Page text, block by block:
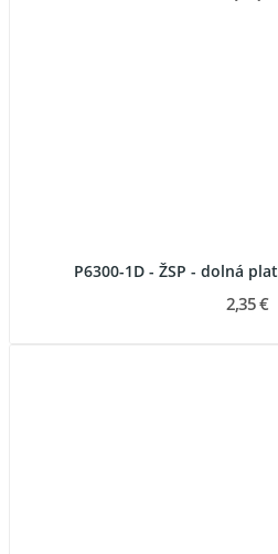
P6300-1D - ŽSP - dolná
2,35 €